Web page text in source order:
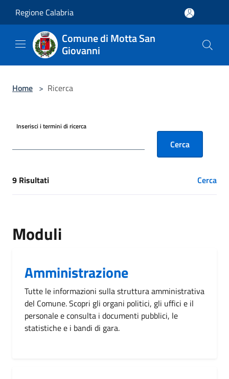
Regione Calabria
Comune di Motta San
Giovanni
Home > Ricerca
Inserisci i termini di ricerca
Cerca
[results] Risultati
9 Risultati Cerca
Moduli
Amministrazione
Tutte le informazioni sulla struttura amministrativa
del Comune. Scopri gli organi politici, gli uffici e il
personale e consulta i documenti pubblici, le
statistiche e i bandi di gara.